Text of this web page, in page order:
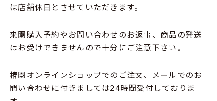
は店舗休日とさせていただきます。
来園購入予約やお問い合わせのお返事、商品の発送
はお受けできませんので十分にご注意下さい。
椿園オンラインショップでのご注文、メールでのお
問い合わせに付きましては24時間受付しておりま